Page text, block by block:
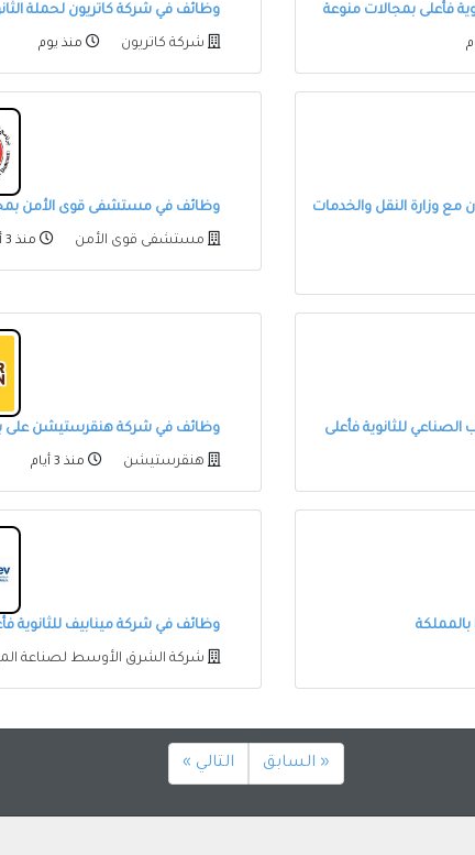
فأعلى بمجالات منوعة وظائف في شركة كاتريون لحملة الثانوية
شركة كاتريون منذ يوم
مع وزارة النقل والخدمات
وظائف في مستشفى قوى الأمن
مستشفى قوى الأمن منذ 3 أيام
للثانوية فأعلى وظائف في شركة هنقرستيشن على
هنقرستيشن منذ 3 أيام
بالمملكة وظائف في شركة مينابيف للثانوية فأعلى في 6 مدن
شركة الشرق الأوسط لصناعة
« السابق التالي »